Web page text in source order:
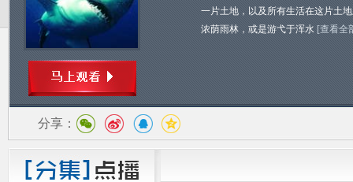
一片土地，以及所有生活在这片土
浓荫雨林，或是游弋于浑水 [查看全
分享：